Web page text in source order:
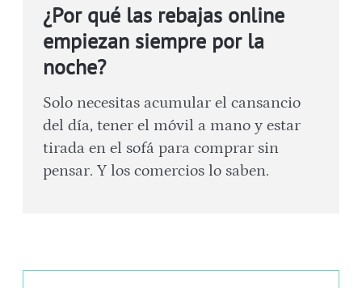
¿Por qué las rebajas online
empiezan siempre por la
noche?
Solo necesitas acumular el cansancio
del día, tener el móvil a mano y estar
tirada en el sofá para comprar sin
pensar. Y los comercios lo saben.